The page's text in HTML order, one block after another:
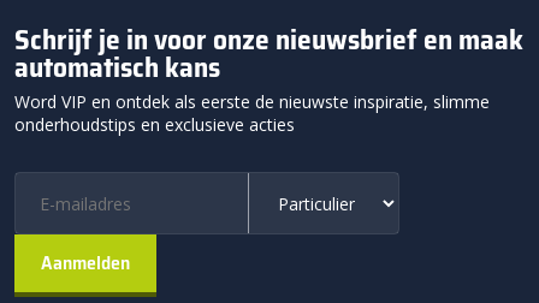
Schrijf je in voor onze nieuwsbrief en maak
automatisch kans
Word VIP en ontdek als eerste de nieuwste inspiratie, slimme
onderhoudstips en exclusieve acties